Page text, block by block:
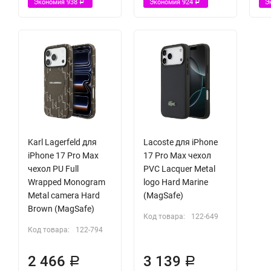
Экономия 938 Р Экономия 924 Р
Karl Lagerfeld для
iPhone 17 Pro Max
чехол PU Full
Wrapped Monogram
Metal camera Hard
Brown (MagSafe)
Код товара: 122-794
2 466 Р
Lacoste для iPhone
17 Pro Max чехол
PVC Lacquer Metal
logo Hard Marine
(MagSafe)
Код товара: 122-649
3 139 Р